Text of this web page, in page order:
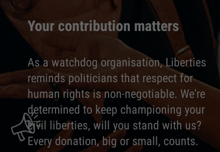
Your contribution matters
As a watchdog organisation, Liberties
reminds politicians that respect for
human rights is non-negotiable. We're
determined to keep championing your
civil liberties, will you stand with us?
Every donation, big or small, counts.